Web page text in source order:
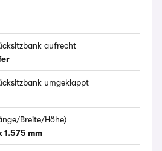
aufrecht
umgeklappt
Breite/Höhe)
1.575 mm